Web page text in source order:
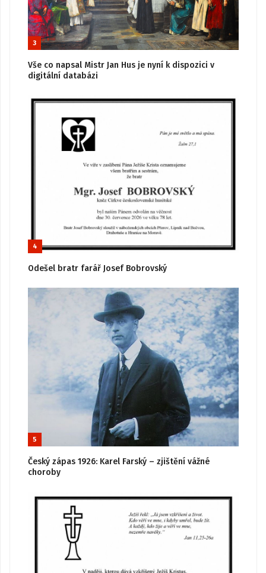
3
Vše co napsal Mistr Jan Hus je nyní k dispozici v
digitální databázi
4
Odešel bratr farář Josef Bobrovský
5
Český zápas 1926: Karel Farský – zjištění vážné
choroby